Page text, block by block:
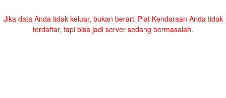
Jika data Anda tidak keluar, bukan berarti Plat Kendaraan Anda tidak
terdaftar, tapi bisa jadi server sedang bermasalah.